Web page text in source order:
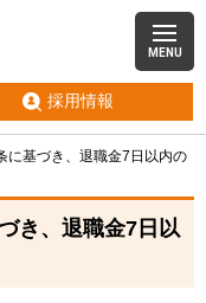
MENU
採用情報
に基づき、退職金7日以内の
き、退職金7日以